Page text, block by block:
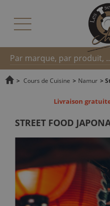
Recherche
> Cours de Cuisine > Namur >
Livraison
STREET FOOD